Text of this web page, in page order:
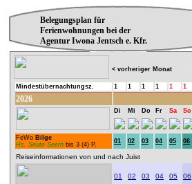
Belegungsplan für
Ferienwohnungen bei der
Agentur Iwona Jentsch e. Kfr.
< vorheriger Monat
Mindestübernachtungsz. 1 1 1 1 1 1
2026
Di Mi Do Fr Sa So
FeWo Bilge
Hs. Seute Seern bis 3 (4) P. 01 02 03 04 05 06
Reiseinformationen von und nach Juist
01 02 03 04 05 06